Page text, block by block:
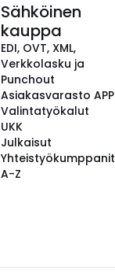
Sähköinen
kauppa
EDI, OVT, XML,
Verkkolasku ja
Punchout
Asiakasvarasto APP
Valintatyökalut
UKK
Julkaisut
Yhteistyökumppanit
A-Z